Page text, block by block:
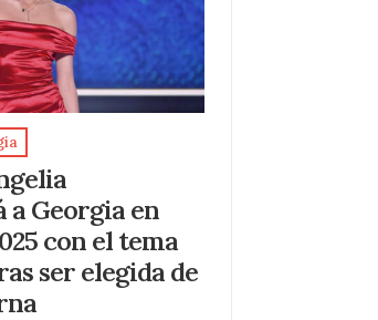
Georgia en
con el tema
ser elegida de